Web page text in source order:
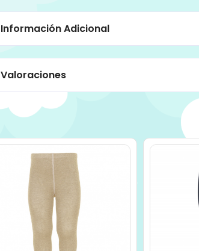
Información Adicional
Valoraciones